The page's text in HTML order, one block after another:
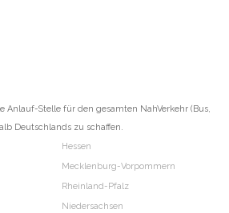
Anlauf-Stelle für den gesamten NahVerkehr (Bus,
Deutschlands zu schaffen.
Hessen
Mecklenburg-Vorpommern
Rheinland-Pfalz
Niedersachsen